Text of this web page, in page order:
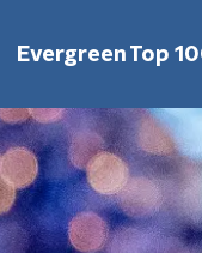
Evergreen Top